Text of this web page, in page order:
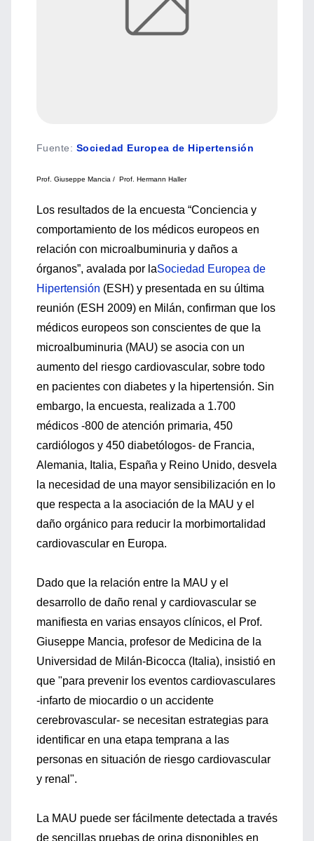
Fuente: Sociedad Europea de Hipertensión
Prof. Giuseppe Mancia / Prof. Hermann Haller
Los resultados de la encuesta “Conciencia y
comportamiento de los médicos europeos en
relación con microalbuminuria y daños a
órganos”, avalada por laSociedad Europea de
Hipertensión (ESH) y presentada en su última
reunión (ESH 2009) en Milán, confirman que los
médicos europeos son conscientes de que la
microalbuminuria (MAU) se asocia con un
aumento del riesgo cardiovascular, sobre todo
en pacientes con diabetes y la hipertensión. Sin
embargo, la encuesta, realizada a 1.700
médicos -800 de atención primaria, 450
cardiólogos y 450 diabetólogos- de Francia,
Alemania, Italia, España y Reino Unido, desvela
la necesidad de una mayor sensibilización en lo
que respecta a la asociación de la MAU y el
daño orgánico para reducir la morbimortalidad
cardiovascular en Europa.
Dado que la relación entre la MAU y el
desarrollo de daño renal y cardiovascular se
manifiesta en varias ensayos clínicos, el Prof.
Giuseppe Mancia, profesor de Medicina de la
Universidad de Milán-Bicocca (Italia), insistió en
que "para prevenir los eventos cardiovasculares
-infarto de miocardio o un accidente
cerebrovascular- se necesitan estrategias para
identificar en una etapa temprana a las
personas en situación de riesgo cardiovascular
y renal".
La MAU puede ser fácilmente detectada a través
de sencillas pruebas de orina disponibles en